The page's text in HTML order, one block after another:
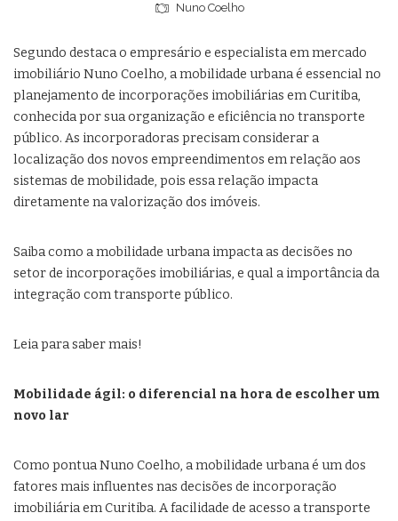
Nuno Coelho
Segundo destaca o empresário e especialista em mercado
imobiliário Nuno Coelho, a mobilidade urbana é essencial no
planejamento de incorporações imobiliárias em Curitiba,
conhecida por sua organização e eficiência no transporte
público. As incorporadoras precisam considerar a
localização dos novos empreendimentos em relação aos
sistemas de mobilidade, pois essa relação impacta
diretamente na valorização dos imóveis.
Saiba como a mobilidade urbana impacta as decisões no
setor de incorporações imobiliárias, e qual a importância da
integração com transporte público.
Leia para saber mais!
Mobilidade ágil: o diferencial na hora de escolher um
novo lar
Como pontua Nuno Coelho, a mobilidade urbana é um dos
fatores mais influentes nas decisões de incorporação
imobiliária em Curitiba. A facilidade de acesso a transporte